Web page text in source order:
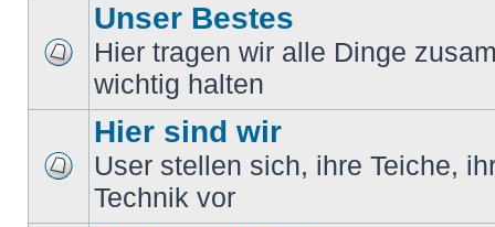
Unser Bestes
Hier tragen wir alle Dinge
wichtig halten
Hier sind wir
User stellen sich, ihre Teiche,
Technik vor